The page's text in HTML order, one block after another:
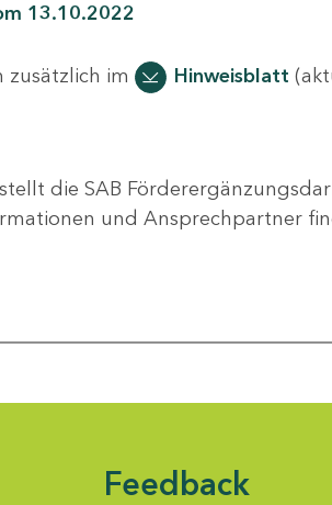
13.10.2022
zusätzlich im Hinweisblatt
die SAB
und Ansprechpartner
Feedback